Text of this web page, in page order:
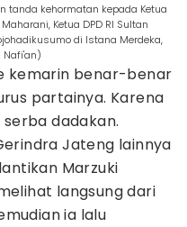
tanda kehormatan kepada Ketua
Ketua DPD RI Sultan
di Istana Merdeka,
kemarin benar-benar
partainya. Karena
dadakan.
Jateng lainnya
Marzuki
langsung dari
ia lalu